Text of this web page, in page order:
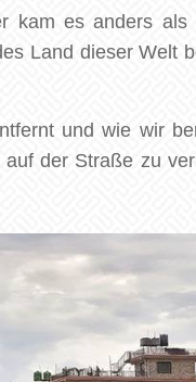
kam es anders als
Land dieser Welt
und wie wir
der Straße zu